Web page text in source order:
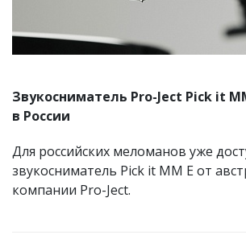
Звукосниматель Pro-Ject Pick it
в России
Для российских меломанов уже
звукосниматель Pick it MM E от
компании Pro-Ject.